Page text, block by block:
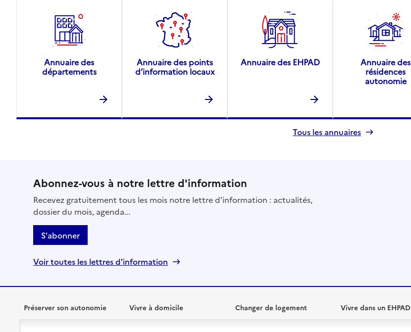
Annuaire des
départements
Annuaire des points
d’information locaux
Annuaire des EHPAD
Annuaire des
résidences
autonomie
Tous les annuaires
Abonnez-vous à notre lettre d'information
Recevez gratuitement tous les mois notre lettre d'information : actualités,
dossier du mois, agenda...
S'abonner
Voir toutes les lettres d'information
Préserver son autonomie Vivre à domicile Changer de logement Vivre dans un EHPAD